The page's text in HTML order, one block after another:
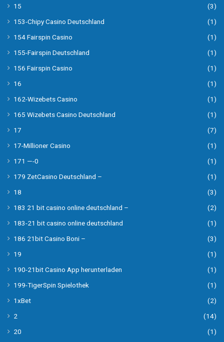
15
(3)
153-Chipy Casino Deutschland
(1)
154 Fairspin Casino
(1)
155-Fairspin Deutschland
(1)
156 Fairspin Casino
(1)
16
(1)
162-Wizebets Casino
(1)
165 Wizebets Casino Deutschland
(1)
17
(7)
17-Millioner Casino
(1)
171 —-0
(1)
179 ZetCasino Deutschland –
(1)
18
(3)
183 21 bit casino online deutschland –
(2)
183-21 bit casino online deutschland
(1)
186 21bit Casino Boni –
(3)
19
(1)
190-21bit Casino App herunterladen
(1)
199-TigerSpin Spielothek
(1)
1xBet
(2)
2
(14)
20
(1)